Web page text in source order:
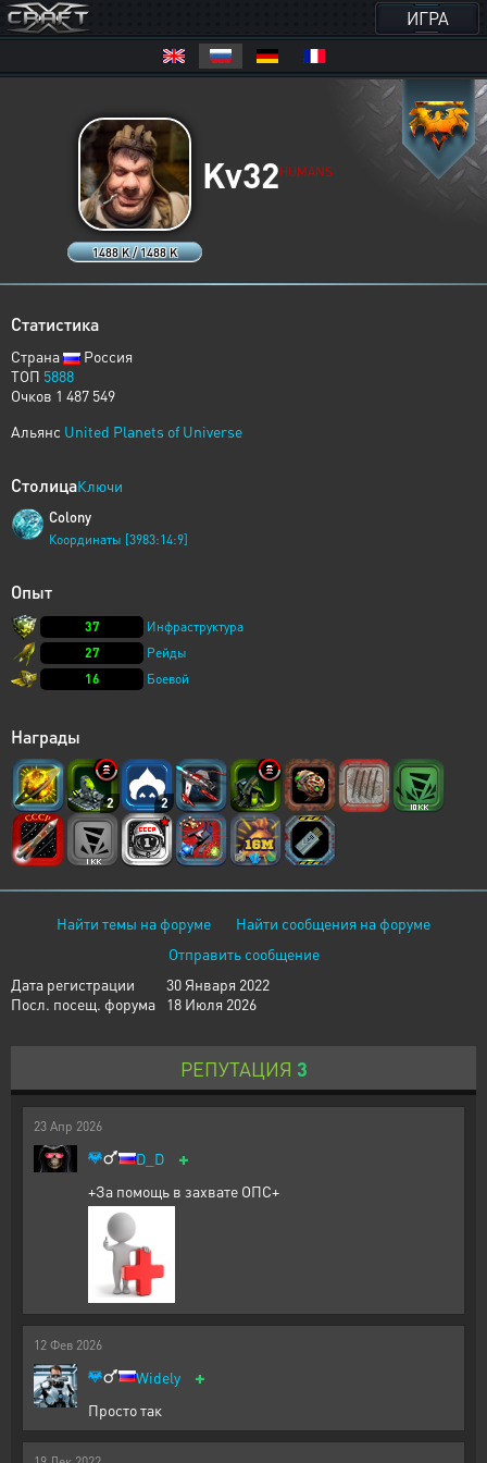
ИГРА
1488 K / 1488 K
Kv32HUMANS
Статистика
Страна
Россия
ТОП 5888
Очков 1 487 549
Альянс United Planets of Universe
СтолицаКлючи
Colony
Координаты [3983:14:9]
Опыт
37
Инфраструктура
27
Рейды
16
Боевой
Награды
2 2
Найти темы на форуме
Найти сообщения на форуме
Отправить сообщение
Дата регистрации
30 Января 2022
Посл. посещ. форума
18 Июля 2026
РЕПУТАЦИЯ 3
23 Апр 2026
D_D +
+За помощь в захвате ОПС+
12 Фев 2026
Widely +
Просто так